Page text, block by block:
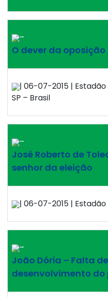
–
O dever da oposição
| 06-07-2015 |
SP – Brasil
–
José Roberto de
senhor da eleição
| 06-07-2015 |
–
João Dória – Falta
desenvolvimento do